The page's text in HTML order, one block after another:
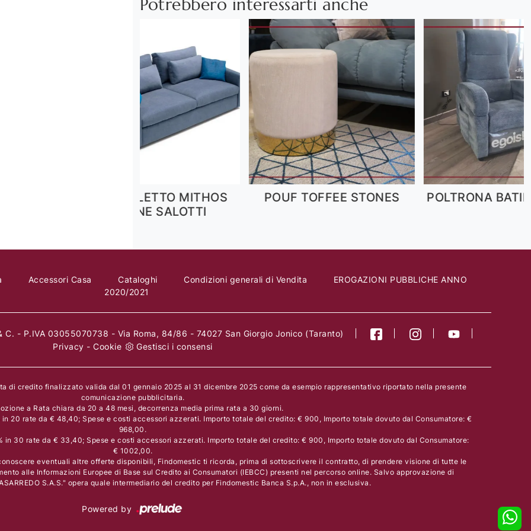
Potrebbero interessarti anche
POUF TOFFEE STONES POLTRONA BATIK EGOISTA
POUF
Accessori Casa Cataloghi Condizioni generali di Vendita
EROGAZIONI PUBBLICHE ANNO
2020/2021
C. - P.IVA 03055070738 - Via Roma, 84/86 - 74027 San Giorgio Jonico (Taranto)
Privacy -Cookie Gestisci i consensi
di credito finalizzato valida dal 01 gennaio 2025 al 31 dicembre 2025 come da esempio rappresentativo riportato nella presente
comunicazione pubblicitaria.
a Rata chiara da 20 a 48 mesi, decorrenza media prima rata a 30 giorni.
in 20 rate da € 48,40; Spese e costi accessori azzerati. Importo totale del credito: € 900, Importo totale dovuto dal Consumatore: €
968,00.
in 30 rate da € 33,40; Spese e costi accessori azzerati. Importo totale del credito: € 900, Importo totale dovuto dal Consumatore:
€ 1002,00.
eventuali altre offerte disponibili, Findomestic ti ricorda, prima di sottoscrivere il contratto, di prendere visione di tutte le
alle Informazioni Europee di Base sul Credito ai Consumatori (IEBCC) presenti nel percorso online. Salvo approvazione di
S.A.S." opera quale intermediario del credito per Findomestic Banca S.p.A., non in esclusiva.
Powered by